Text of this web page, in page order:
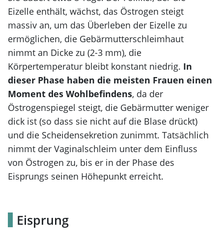
Eizelle enthält, wächst, das Östrogen steigt
massiv an, um das Überleben der Eizelle zu
ermöglichen, die Gebärmutterschleimhaut
nimmt an Dicke zu (2-3 mm), die
Körpertemperatur bleibt konstant niedrig. In
dieser Phase haben die meisten Frauen einen
Moment des Wohlbefindens, da der
Östrogenspiegel steigt, die Gebärmutter weniger
dick ist (so dass sie nicht auf die Blase drückt)
und die Scheidensekretion zunimmt. Tatsächlich
nimmt der Vaginalschleim unter dem Einfluss
von Östrogen zu, bis er in der Phase des
Eisprungs seinen Höhepunkt erreicht.
Eisprung